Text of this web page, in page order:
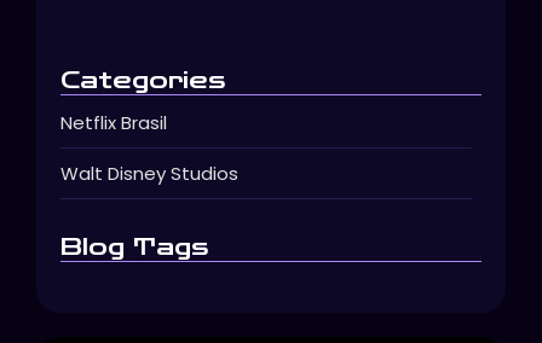
Categories
Netflix Brasil
Walt Disney Studios
Blog Tags